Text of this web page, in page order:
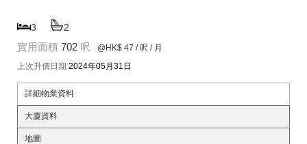
3 2
實用面積 702 呎 @HK$ 47 / 呎 / 月
上次升價日期 2024年05月31日
詳細物業資料
大廈資料
地圖